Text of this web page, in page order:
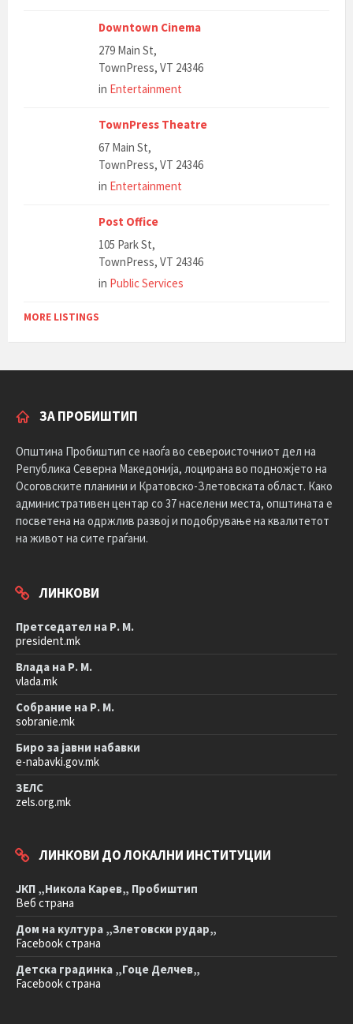
Downtown Cinema
279 Main St,
TownPress, VT 24346
in Entertainment
TownPress Theatre
67 Main St,
TownPress, VT 24346
in Entertainment
Post Office
105 Park St,
TownPress, VT 24346
in Public Services
MORE LISTINGS
ЗА ПРОБИШТИП
Општина Пробиштип се наоѓа во североисточниот дел на
Република Северна Македонија, лоцирана во подножјето на
Осоговските планини и Кратовско-Злетовската област. Како
административен центар со 37 населени места, општината е
посветена на одржлив развој и подобрување на квалитетот
на живот на сите граѓани.
ЛИНКОВИ
Претседател на Р. М.
president.mk
Влада на Р. М.
vlada.mk
Собрание на Р. М.
sobranie.mk
Биро за јавни набавки
e-nabavki.gov.mk
ЗЕЛС
zels.org.mk
ЛИНКОВИ ДО ЛОКАЛНИ ИНСТИТУЦИИ
ЈКП „Никола Карев„ Пробиштип
Веб страна
Дом на култура „Злетовски рудар„
Facebook страна
Детска градинка „Гоце Делчев„
Facebook страна